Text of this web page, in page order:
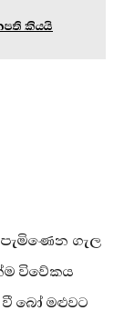
කියයි
ගැල
විවේකය
බෝ මළුවට